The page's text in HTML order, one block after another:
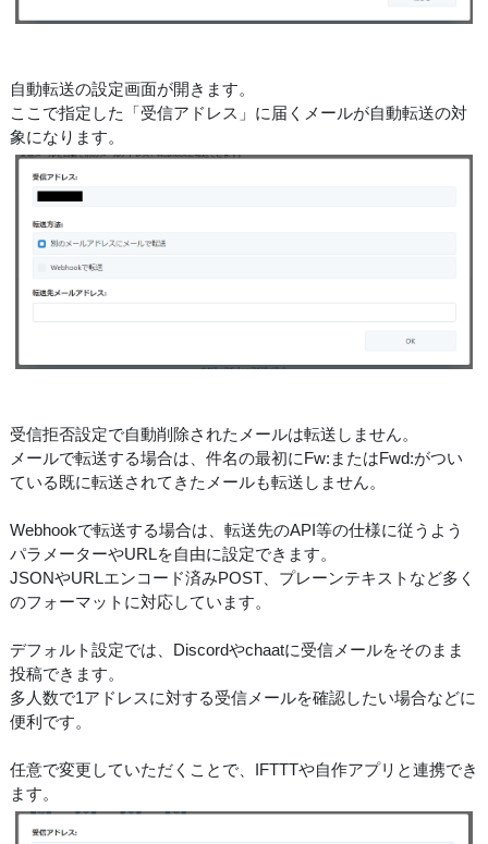
自動転送の設定画面が開きます。
ここで指定した「受信アドレス」に届くメールが自動転送の対
象になります。
受信拒否設定で自動削除されたメールは転送しません。
メールで転送する場合は、件名の最初にFw:またはFwd:がつい
ている既に転送されてきたメールも転送しません。
Webhookで転送する場合は、転送先のAPI等の仕様に従うよう
パラメーターやURLを自由に設定できます。
JSONやURLエンコード済みPOST、プレーンテキストなど多く
のフォーマットに対応しています。
デフォルト設定では、Discordやchaatに受信メールをそのまま
投稿できます。
多人数で1アドレスに対する受信メールを確認したい場合などに
便利です。
任意で変更していただくことで、IFTTTや自作アプリと連携でき
ます。